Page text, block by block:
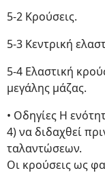
5-2 Κρούσεις.
5-3 Κεντρική
5-4 Ελαστική
μεγάλης μάζας.
• Οδηγίες Η
4) να διδαχθεί
ταλαντώσεων.
Οι κρούσεις ως